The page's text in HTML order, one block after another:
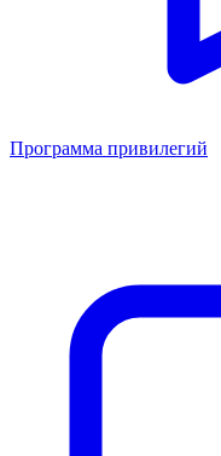
Программа привилегий